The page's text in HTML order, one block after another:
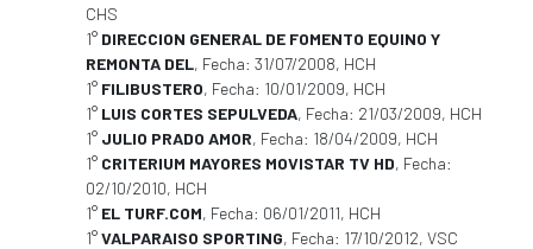
CHS
1° DIRECCION GENERAL DE FOMENTO EQUINO Y
REMONTA DEL, Fecha: 31/07/2008, HCH
1° FILIBUSTERO, Fecha: 10/01/2009, HCH
1° LUIS CORTES SEPULVEDA, Fecha: 21/03/2009, HCH
1° JULIO PRADO AMOR, Fecha: 18/04/2009, HCH
1° CRITERIUM MAYORES MOVISTAR TV HD, Fecha:
02/10/2010, HCH
1° EL TURF.COM, Fecha: 06/01/2011, HCH
1°VALPARAISO SPORTING, Fecha: 17/10/2012, VSC